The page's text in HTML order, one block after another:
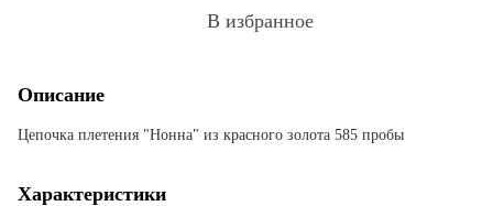
В избранное
Описание
Цепочка плетения "Нонна" из красного золота 585 пробы
Характеристики